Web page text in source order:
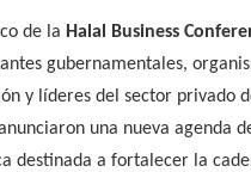
de la Halal Business
gubernamentales,
y líderes del sector privado
una nueva agenda
destinada a fortalecer la